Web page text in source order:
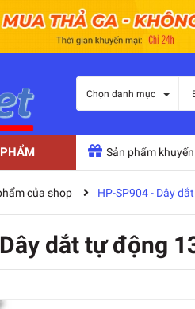
Chọn danh mục
Sản phẩm
của shop HP-SP904 - Dây
dắt tự động